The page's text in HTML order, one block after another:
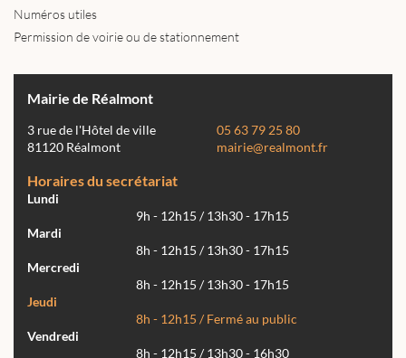
Numéros utiles
Permission de voirie ou de stationnement
Mairie de Réalmont
3 rue de l'Hôtel de ville
81120 Réalmont
05 63 79 25 80
mairie@realmont.fr
Horaires du secrétariat
Lundi
9h - 12h15 / 13h30 - 17h15
Mardi
8h - 12h15 / 13h30 - 17h15
Mercredi
8h - 12h15 / 13h30 - 17h15
Jeudi
8h - 12h15 / Fermé au public
Vendredi
8h - 12h15 / 13h30 - 16h30